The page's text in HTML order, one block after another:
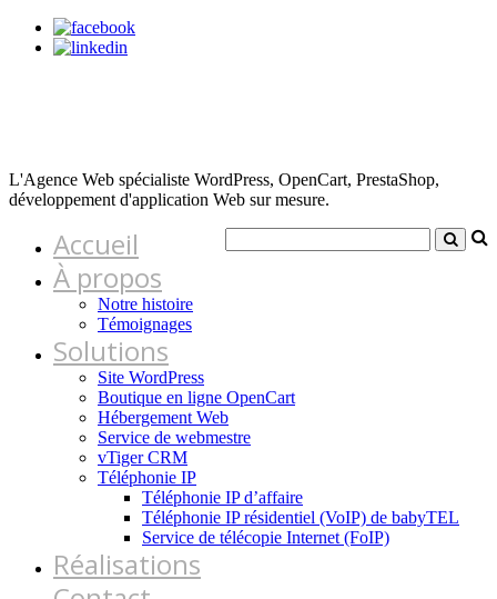
L'Agence Web spécialiste WordPress, OpenCart, PrestaShop,
développement d'application Web sur mesure.
Accueil
À propos
Notre histoire
Témoignages
Solutions
Site WordPress
Boutique en ligne OpenCart
Hébergement Web
Service de webmestre
vTiger CRM
Téléphonie IP
Téléphonie IP d’affaire
Téléphonie IP résidentiel (VoIP) de babyTEL
Service de télécopie Internet (FoIP)
Réalisations